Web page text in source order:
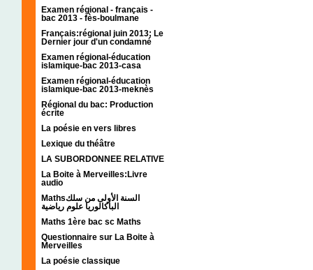
Examen régional - français -
bac 2013 - fès-boulmane
Français:régional juin 2013; Le
Dernier jour d'un condamné
Examen régional-éducation
islamique-bac 2013-casa
Examen régional-éducation
islamique-bac 2013-meknès
Régional du bac: Production
écrite
La poésie en vers libres
Lexique du théâtre
LA SUBORDONNEE RELATIVE
La Boite à Merveilles:Livre
audio
Mathsالسنة الأولى من سلك
الباكالوريا علوم رياضية
Maths 1ère bac sc Maths
Questionnaire sur La Boite à
Merveilles
La poésie classique